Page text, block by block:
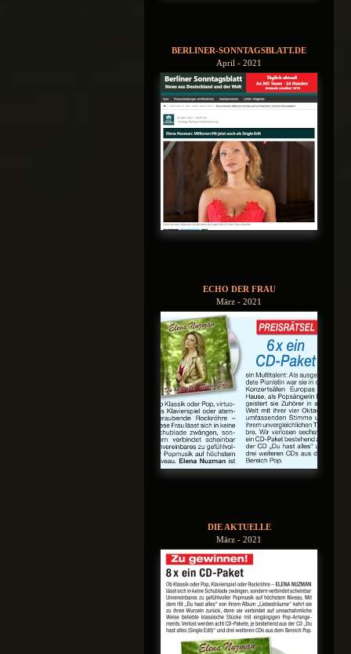
BERLINER-SONNTAGSBLATT.DE
April - 2021
ECHO DER FRAU
März - 2021
DIE AKTUELLE
März - 2021